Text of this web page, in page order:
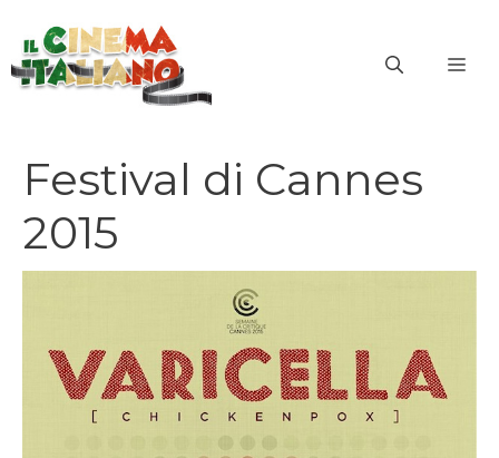
contenuto
Festival di Cannes
2015